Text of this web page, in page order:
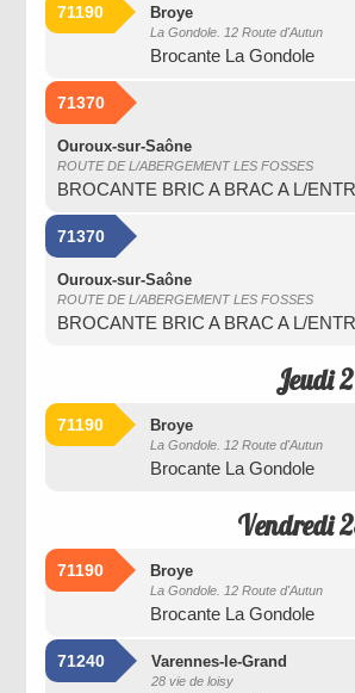
71190 Broye
La Gondole. 12 Route d'Autun
Brocante La Gondole
71370
Ouroux-sur-Saône
ROUTE DE L/ABERGEMENT LES FOSSES
BROCANTE BRIC A BRAC A L/
71370
Ouroux-sur-Saône
ROUTE DE L/ABERGEMENT LES FOSSES
BROCANTE BRIC A BRAC A L/
Jeudi
71190 Broye
La Gondole. 12 Route d'Autun
Brocante La Gondole
Vendredi
71190 Broye
La Gondole. 12 Route d'Autun
Brocante La Gondole
71240 Varennes-le-Grand
28 vie de loisy